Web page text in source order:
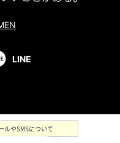
LINE
ルやSMSについて